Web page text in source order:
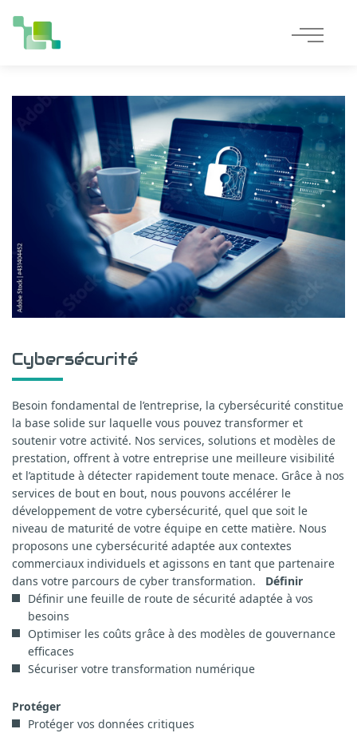
Cybersécurité
Besoin fondamental de l’entreprise, la cybersécurité constitue
la base solide sur laquelle vous pouvez transformer et
soutenir votre activité. Nos services, solutions et modèles de
prestation, offrent à votre entreprise une meilleure visibilité
et l’aptitude à détecter rapidement toute menace. Grâce à nos
services de bout en bout, nous pouvons accélérer le
développement de votre cybersécurité, quel que soit le
niveau de maturité de votre équipe en cette matière. Nous
proposons une cybersécurité adaptée aux contextes
commerciaux individuels et agissons en tant que partenaire
dans votre parcours de cyber transformation. Définir
Définir une feuille de route de sécurité adaptée à vos
besoins
Optimiser les coûts grâce à des modèles de gouvernance
efficaces
Sécuriser votre transformation numérique
Protéger
Protéger vos données critiques